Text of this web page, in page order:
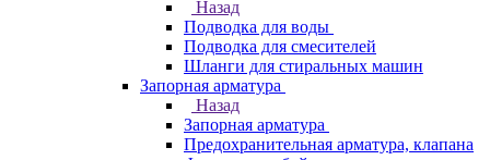
Назад
Подводка для воды
Подводка для смесителей
Шланги для стиральных машин
Запорная арматура
Назад
Запорная арматура
Предохранительная арматура, клапана